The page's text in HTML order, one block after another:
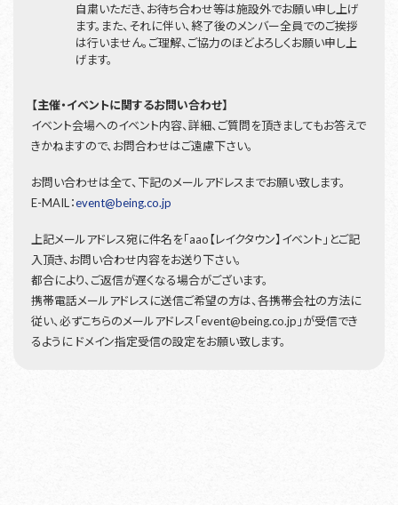
自粛いただき、お待ち合わせ等は施設外でお願い申し上げ
ます。また、それに伴い、終了後のメンバー全員でのご挨拶
は行いません。ご理解、ご協力のほどよろしくお願い申し上
げます。
【主催・イベントに関するお問い合わせ】
イベント会場へのイベント内容、詳細、ご質問を頂きましてもお答えで
きかねますので、お問合わせはご遠慮下さい。
お問い合わせは全て、下記のメールアドレスまでお願い致します。
E-MAIL：event@being.co.jp
上記メールアドレス宛に件名を「aao【レイクタウン】イベント」とご記
入頂き、お問い合わせ内容をお送り下さい。
都合により、ご返信が遅くなる場合がございます。
携帯電話メールアドレスに送信ご希望の方は、各携帯会社の方法に
従い、必ずこちらのメールアドレス「event@being.co.jp」が受信でき
るように ドメイン指定受信の設定をお願い致します。